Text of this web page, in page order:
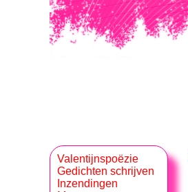
Valentijnspoëzie
Gedichten schrijven
Inzendingen